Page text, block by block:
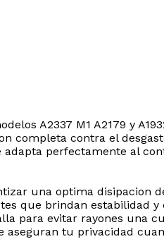
A2337 M1 A2179 y
completa contra el
perfectamente al
una optima disipacion
que brindan estabilidad y
para evitar rayones una
tu privacidad